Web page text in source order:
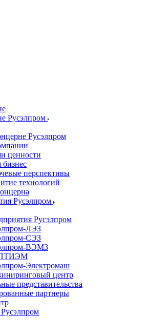
Русэлпром
Русэлпром
ценности
перспективы
технологий
Русэлпром
Русэлпром
ЛЭЗ
СЭЗ
ВЭМЗ
Электромаш
центр
представительства
партнеры